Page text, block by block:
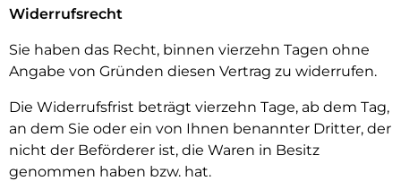
Widerrufsrecht
Sie haben das Recht, binnen vierzehn Tagen ohne
Angabe von Gründen diesen Vertrag zu widerrufen.
Die Widerrufsfrist beträgt vierzehn Tage, ab dem Tag,
an dem Sie oder ein von Ihnen benannter Dritter, der
nicht der Beförderer ist, die Waren in Besitz
genommen haben bzw. hat.